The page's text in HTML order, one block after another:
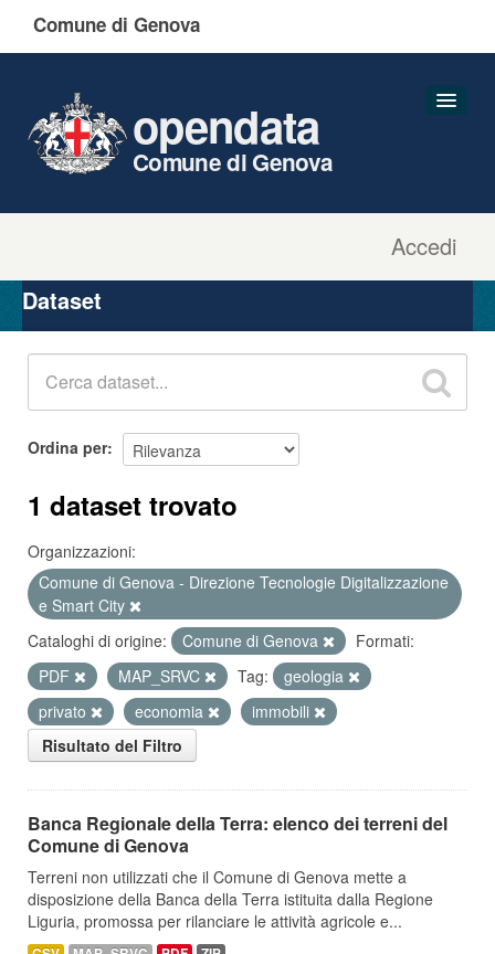
Comune di Genova
Accedi
opendata
Comune di Genova
Organizzazioni
Gruppi
Dataset
Ordina per
1 dataset trovato
Organizzazioni:
Comune di Genova - Direzione Tecnologie Digitalizzazione
e Smart City
Cataloghi di origine:
Comune di Genova
Formati:
PDF
MAP_SRVC Tag:
geologia
privato
economia
immobili
Risultato del Filtro
Banca Regionale della Terra: elenco dei terreni del
Comune di Genova
Terreni non utilizzati che il Comune di Genova mette a
disposizione della Banca della Terra istituita dalla Regione
Liguria, promossa per rilanciare le attività agricole e...